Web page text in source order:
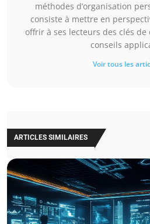
méthodes d’organisation
consiste à mettre en
offrir à ses lecteurs des clés
conseils
Voir tous les
ARTICLES SIMILAIRES